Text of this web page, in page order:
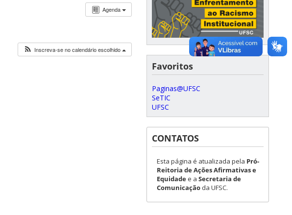
Agenda
Inscreva-se no calendário escolhido
Favoritos
Paginas@UFSC
SeTIC
UFSC
CONTATOS
Esta página é atualizada pela Pró-
Reitoria de Ações Afirmativas e
Equidadee a Secretaria de
Comunicação da UFSC.